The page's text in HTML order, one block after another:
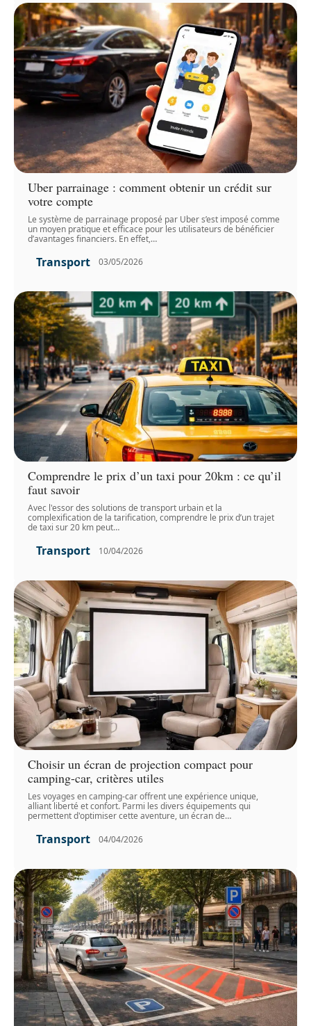
Uber parrainage : comment obtenir un crédit sur
votre compte
Le système de parrainage proposé par Uber s’est imposé comme
un moyen pratique et efficace pour les utilisateurs de bénéficier
d’avantages financiers. En effet,…
Transport 03/05/2026
Comprendre le prix d’un taxi pour 20km : ce qu’il
faut savoir
Avec l'essor des solutions de transport urbain et la
complexification de la tarification, comprendre le prix d’un trajet
de taxi sur 20 km peut…
Transport 10/04/2026
Choisir un écran de projection compact pour
camping-car, critères utiles
Les voyages en camping-car offrent une expérience unique,
alliant liberté et confort. Parmi les divers équipements qui
permettent d'optimiser cette aventure, un écran de…
Transport 04/04/2026